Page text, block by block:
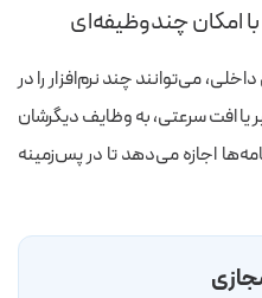
می‌توانند چند نرم‌افزار را در
یا افت سرعتی، به وظایف دیگرشان
اجازه می‌دهد تا در پس‌زمینه